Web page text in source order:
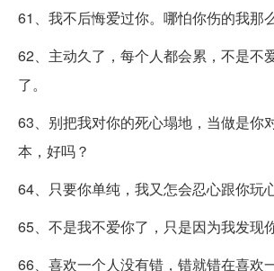
61、我不后悔爱过你。哪怕你伤的我那么
62、主动久了，每个人都会累，不是不
了。
63、别把我对你的死心塌地，当做是你
本，好吗？
64、只要你单纯，我又怎会忍心跟你玩
65、不是我不爱你了，只是因为我发现
66、喜欢一个人没有错，错就错在喜欢